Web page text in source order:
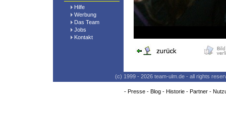
Hilfe
Werbung
Das Team
Jobs
Kontakt
(c) 1999 - 2026 team-ulm.de - all rights
- Presse- Blog- Historie- Partner-